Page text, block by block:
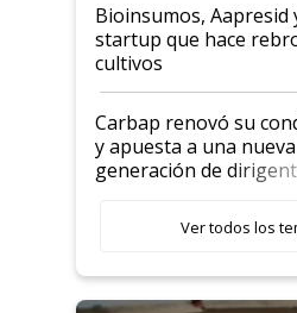
Bioinsumos, Aapresid
startup que hace
cultivos
Carbap renovó su
y apuesta a una nueva
generación de
Ver todos los